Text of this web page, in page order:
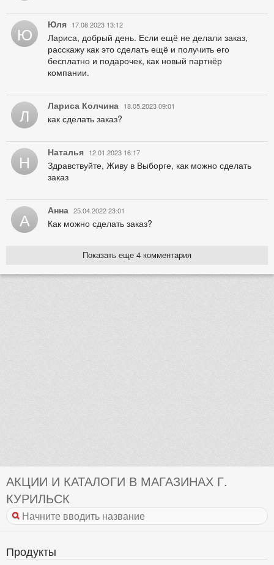
Ю Юля 17.08.2023 13:12
Лариса, добрый день. Если ещё не делали заказ,
расскажу как это сделать ещё и получить его
бесплатно и подарочек, как новый партнёр
компании.
Л Лариса Колчина 18.05.2023 09:01
как сделать заказ?
Н Наталья 12.01.2023 16:17
Здравствуйте, Живу в Выборге, как можно сделать
заказ
А Анна 25.04.2022 23:01
Как можно сделать заказ?
Показать еще 4 комментария
АКЦИИ И КАТАЛОГИ В МАГАЗИНАХ Г.
КУРИЛЬСК
Продукты